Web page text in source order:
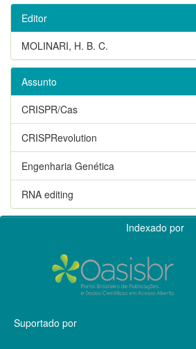
Editor
MOLINARI, H. B. C.
Assunto
CRISPR/Cas
CRISPRevolution
Engenharia Genética
RNA editing
Indexado por
Suportado por